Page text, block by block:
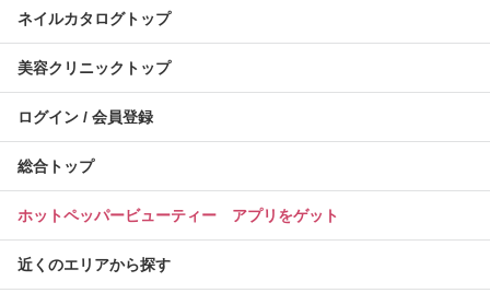
ネイルカタログトップ
美容クリニックトップ
ログイン / 会員登録
総合トップ
ホットペッパービューティー アプリをゲット
近くのエリアから探す